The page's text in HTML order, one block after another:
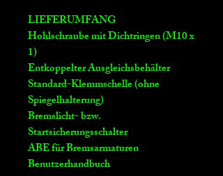
LIEFERUMFANG
Hohlschraube mit Dichtringen (M10 x
1)
Entkoppelter Ausgleichsbehälter
Standard-Klemmschelle (ohne
Spiegelhalterung)
Bremslicht- bzw.
Startsicherungsschalter
ABE für Bremsarmaturen
Benutzerhandbuch